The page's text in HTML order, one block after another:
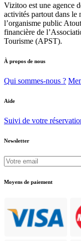
Vizitoo est une agence
activités partout dans le
l’organisme public
financière de
Tourisme (APST).
À propos de nous
Qui sommes-nous ?
Aide
Suivi de votre
Newsletter
Moyens de paiement